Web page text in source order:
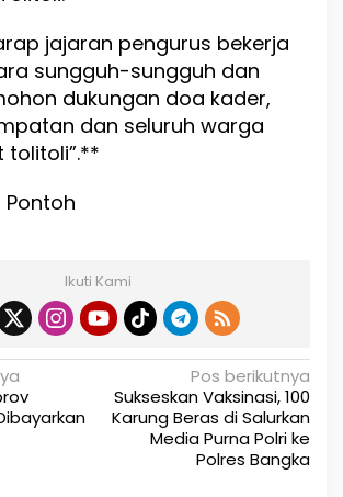
jajaran pengurus bekerja
sungguh-sungguh dan
dukungan doa kader,
dan seluruh warga
Pontoh
Ikuti Kami
Pos berikutnya
Sukseskan Vaksinasi, 100
Karung Beras di Salurkan
Media Purna Polri ke
Polres Bangka